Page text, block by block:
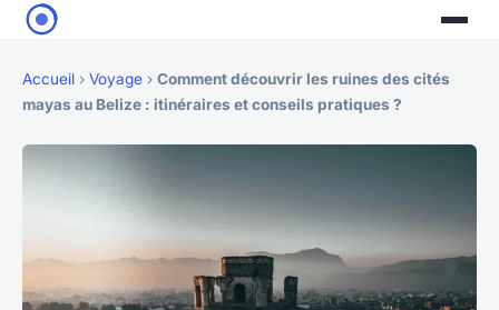
Accueil › Voyage › Comment découvrir les ruines des cités
mayas au Belize : itinéraires et conseils pratiques ?